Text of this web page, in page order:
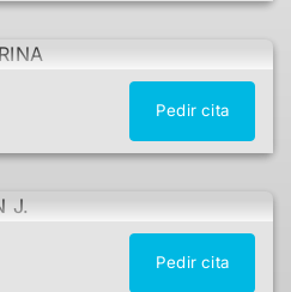
Pedir cita
Pedir cita